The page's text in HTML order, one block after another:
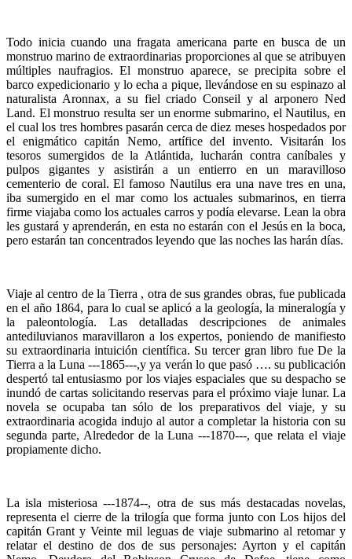
Todo inicia cuando una fragata americana parte en busca de un
monstruo marino de extraordinarias proporciones al que se atribuyen
múltiples naufragios. El monstruo aparece, se precipita sobre el
barco expedicionario y lo echa a pique, llevándose en su espinazo al
naturalista Aronnax, a su fiel criado Conseil y al arponero Ned
Land. El monstruo resulta ser un enorme submarino, el Nautilus, en
el cual los tres hombres pasarán cerca de diez meses hospedados por
el enigmático capitán Nemo, artífice del invento. Visitarán los
tesoros sumergidos de la Atlántida, lucharán contra caníbales y
pulpos gigantes y asistirán a un entierro en un maravilloso
cementerio de coral. El famoso Nautilus era una nave tres en una,
iba sumergido en el mar como los actuales submarinos, en tierra
firme viajaba como los actuales carros y podía elevarse. Lean la obra
les gustará y aprenderán, en esta no estarán con el Jesús en la boca,
pero estarán tan concentrados leyendo que las noches las harán días.
Viaje al centro de la Tierra , otra de sus grandes obras, fue publicada
en el año 1864, para lo cual se aplicó a la geología, la mineralogía y
la paleontología. Las detalladas descripciones de animales
antediluvianos maravillaron a los expertos, poniendo de manifiesto
su extraordinaria intuición científica. Su tercer gran libro fue De la
Tierra a la Luna ---1865---,y ya verán lo que pasó …. su publicación
despertó tal entusiasmo por los viajes espaciales que su despacho se
inundó de cartas solicitando reservas para el próximo viaje lunar. La
novela se ocupaba tan sólo de los preparativos del viaje, y su
extraordinaria acogida indujo al autor a completar la historia con su
segunda parte, Alrededor de la Luna ---1870---, que relata el viaje
propiamente dicho.
La isla misteriosa ---1874--, otra de sus más destacadas novelas,
representa el cierre de la trilogía que forma junto con Los hijos del
capitán Grant y Veinte mil leguas de viaje submarino al retomar y
relatar el destino de dos de sus personajes: Ayrton y el capitán